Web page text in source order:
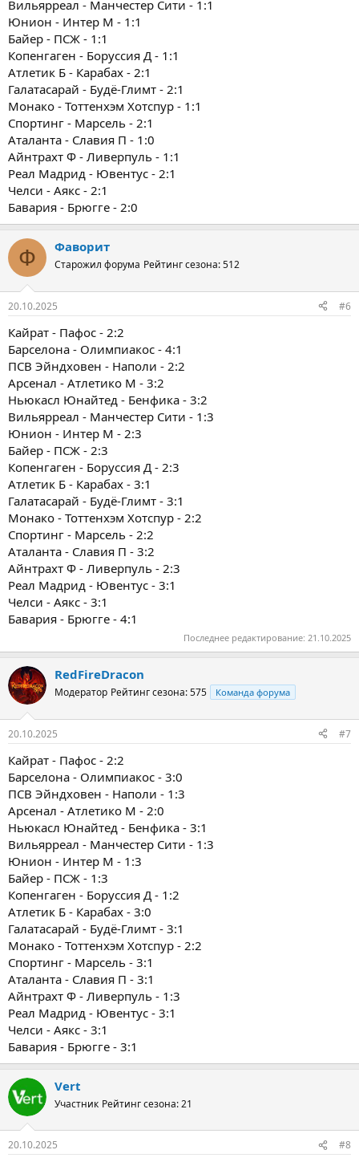
Вильярреал - Манчестер Сити - 1:1
Юнион - Интер М - 1:1
Байер - ПСЖ - 1:1
Копенгаген - Боруссия Д - 1:1
Атлетик Б - Карабах - 2:1
Галатасарай - Будё-Глимт - 2:1
Монако - Тоттенхэм Хотспур - 1:1
Спортинг - Марсель - 2:1
Аталанта - Славия П - 1:0
Айнтрахт Ф - Ливерпуль - 1:1
Реал Мадрид - Ювентус - 2:1
Челси - Аякс - 2:1
Бавария - Брюгге - 2:0
Ф Фаворит
Старожил форума Рейтинг сезона: 512
20.10.2025 #6
Кайрат - Пафос - 2:2
Барселона - Олимпиакос - 4:1
ПСВ Эйндховен - Наполи - 2:2
Арсенал - Атлетико М - 3:2
Ньюкасл Юнайтед - Бенфика - 3:2
Вильярреал - Манчестер Сити - 1:3
Юнион - Интер М - 2:3
Байер - ПСЖ - 2:3
Копенгаген - Боруссия Д - 2:3
Атлетик Б - Карабах - 3:1
Галатасарай - Будё-Глимт - 3:1
Монако - Тоттенхэм Хотспур - 2:2
Спортинг - Марсель - 2:2
Аталанта - Славия П - 3:2
Айнтрахт Ф - Ливерпуль - 2:3
Реал Мадрид - Ювентус - 3:1
Челси - Аякс - 3:1
Бавария - Брюгге - 4:1
Последнее редактирование: 21.10.2025
RedFireDracon
Модератор Рейтинг сезона: 575 Команда форума
20.10.2025 #7
Кайрат - Пафос - 2:2
Барселона - Олимпиакос - 3:0
ПСВ Эйндховен - Наполи - 1:3
Арсенал - Атлетико М - 2:0
Ньюкасл Юнайтед - Бенфика - 3:1
Вильярреал - Манчестер Сити - 1:3
Юнион - Интер М - 1:3
Байер - ПСЖ - 1:3
Копенгаген - Боруссия Д - 1:2
Атлетик Б - Карабах - 3:0
Галатасарай - Будё-Глимт - 3:1
Монако - Тоттенхэм Хотспур - 2:2
Спортинг - Марсель - 3:1
Аталанта - Славия П - 3:1
Айнтрахт Ф - Ливерпуль - 1:3
Реал Мадрид - Ювентус - 3:1
Челси - Аякс - 3:1
Бавария - Брюгге - 3:1
Vert
Участник Рейтинг сезона: 21
20.10.2025 #8